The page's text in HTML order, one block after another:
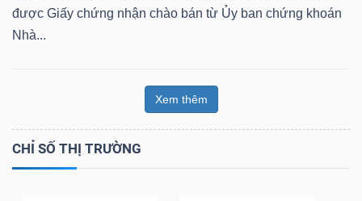
được Giấy chứng nhận chào bán từ Ủy ban chứng khoán
Nhà...
Xem thêm
CHỈ SỐ THỊ TRƯỜNG
thông
tài
chính